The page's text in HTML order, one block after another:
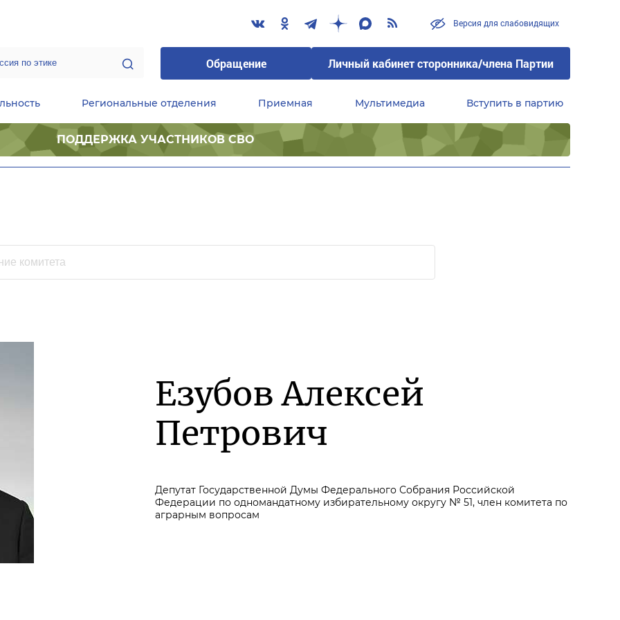
Версия для слабовидящих
Обращение Личный кабинет сторонника/члена Партии
Региональные отделения Приемная Мультимедиа Вступить в партию
ПОДДЕРЖКА УЧАСТНИКОВ СВО
Езубов Алексей
Петрович
Депутат Государственной Думы Федерального Собрания Российской
Федерации по одномандатному избирательному округу № 51, член комитета по
аграрным вопросам